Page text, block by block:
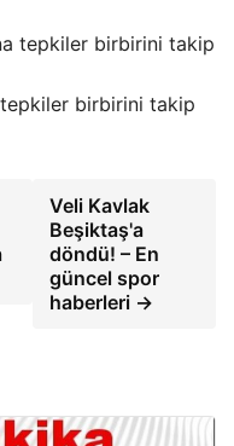
tepkiler birbirini takip
Veli Kavlak
Beşiktaş'a
döndü! – En
güncel spor
haberleri →